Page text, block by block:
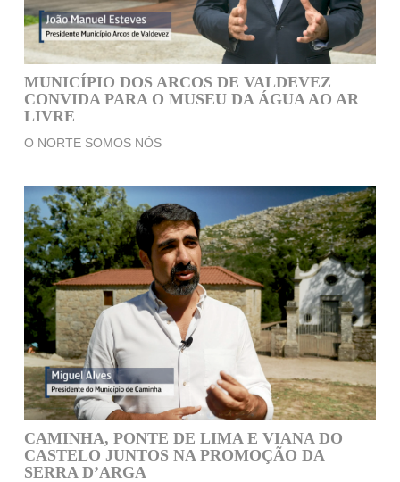
MUNICÍPIO DOS ARCOS DE VALDEVEZ
CONVIDA PARA O MUSEU DA ÁGUA AO AR
LIVRE
O NORTE SOMOS NÓS
CAMINHA, PONTE DE LIMA E VIANA DO
CASTELO JUNTOS NA PROMOÇÃO DA
SERRA D’ARGA